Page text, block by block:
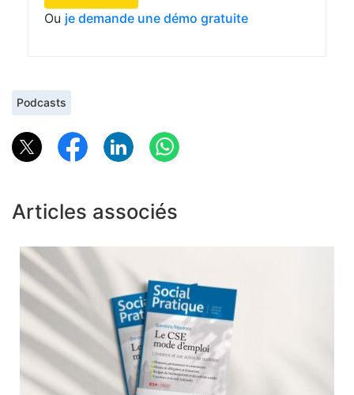
Ou je demande une démo gratuite
Podcasts
Articles associés